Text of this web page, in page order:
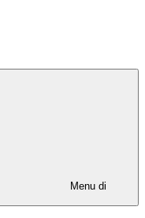
Menu di